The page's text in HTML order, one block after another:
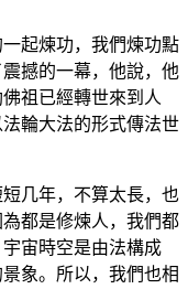
起煉功，我們煉功點
撼的一幕，他說，他
祖已經轉世來到人
輪大法的形式傳法世
几年，不算太長，也
都是修煉人，我們都
宙時空是由法構成
象。所以，我們也相